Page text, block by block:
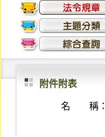
附件附表
名 稱：